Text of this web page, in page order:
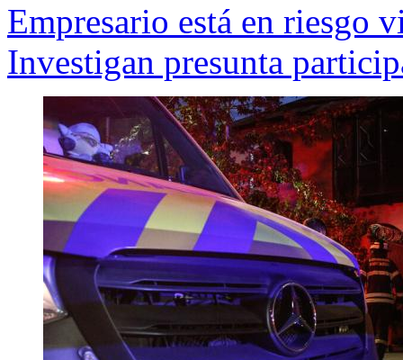
Empresario está en riesgo
Investigan presunta